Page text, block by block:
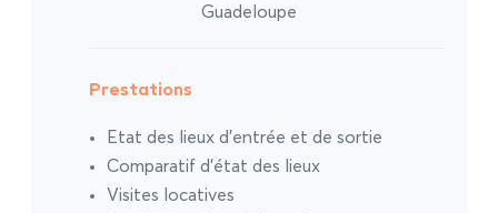
Guadeloupe
Prestations
Etat des lieux d’entrée et de sortie
Comparatif d’état des lieux
Visites locatives